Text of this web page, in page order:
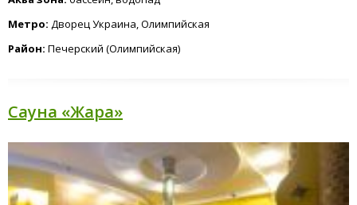
Метро: Дворец Украина, Олимпийская
Район: Печерский (Олимпийская)
Сауна «Жара»